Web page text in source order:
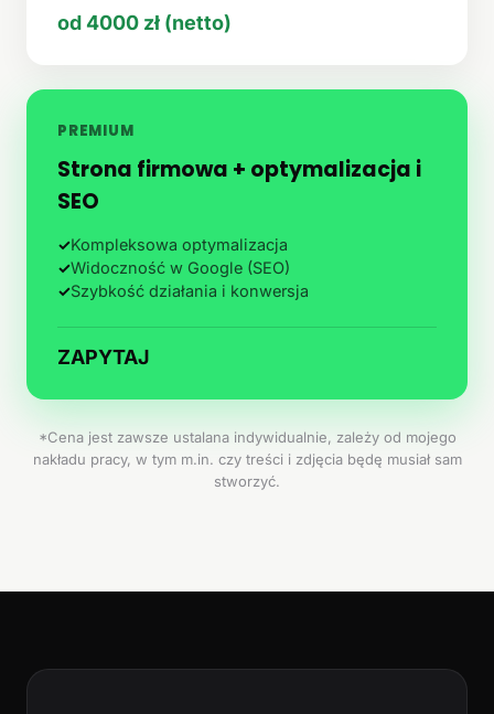
od 4000 zł (netto)
PREMIUM
Strona firmowa + optymalizacja i
SEO
✓Kompleksowa optymalizacja
✓Widoczność w Google (SEO)
✓Szybkość działania i konwersja
ZAPYTAJ
*Cena jest zawsze ustalana indywidualnie, zależy od mojego
nakładu pracy, w tym m.in. czy treści i zdjęcia będę musiał sam
stworzyć.